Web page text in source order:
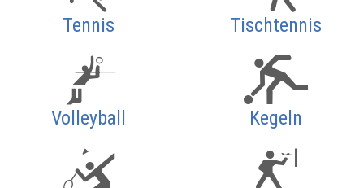
Tennis Tischtennis
Volleyball Kegeln